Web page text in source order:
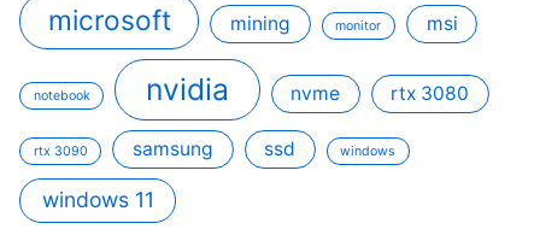
microsoft mining monitor msi
notebook nvidia nvme rtx 3080
rtx 3090 samsung ssd windows
windows 11